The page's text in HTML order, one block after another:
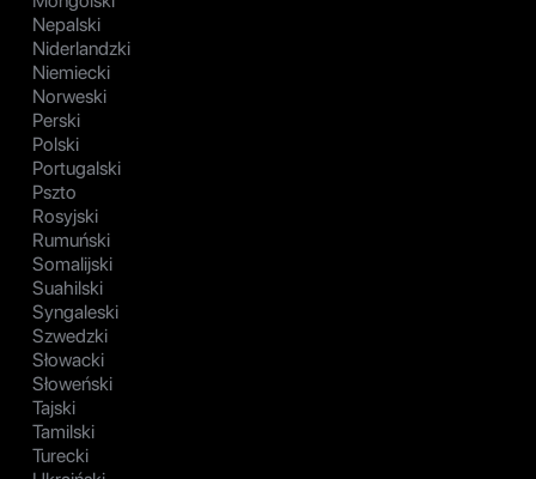
Nepalski
Niderlandzki
Niemiecki
Norweski
Perski
Polski
Portugalski
Pszto
Rosyjski
Rumuński
Somalijski
Suahilski
Syngaleski
Szwedzki
Słowacki
Słoweński
Tajski
Tamilski
Turecki